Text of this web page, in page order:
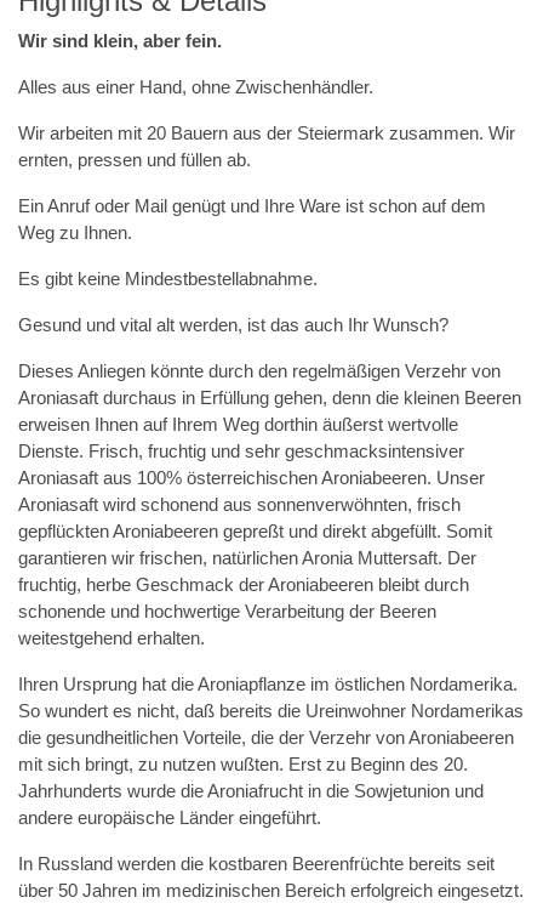
Wir sind klein, aber fein.
Alles aus einer Hand, ohne Zwischenhändler.
Wir arbeiten mit 20 Bauern aus der Steiermark zusammen. Wir
ernten, pressen und füllen ab.
Ein Anruf oder Mail genügt und Ihre Ware ist schon auf dem
Weg zu Ihnen.
Es gibt keine Mindestbestellabnahme.
Gesund und vital alt werden, ist das auch Ihr Wunsch?
Dieses Anliegen könnte durch den regelmäßigen Verzehr von
Aroniasaft durchaus in Erfüllung gehen, denn die kleinen Beeren
erweisen Ihnen auf Ihrem Weg dorthin äußerst wertvolle
Dienste. Frisch, fruchtig und sehr geschmacksintensiver
Aroniasaft aus 100% österreichischen Aroniabeeren. Unser
Aroniasaft wird schonend aus sonnenverwöhnten, frisch
gepflückten Aroniabeeren gepreßt und direkt abgefüllt. Somit
garantieren wir frischen, natürlichen Aronia Muttersaft. Der
fruchtig, herbe Geschmack der Aroniabeeren bleibt durch
schonende und hochwertige Verarbeitung der Beeren
weitestgehend erhalten.
Ihren Ursprung hat die Aroniapflanze im östlichen Nordamerika.
So wundert es nicht, daß bereits die Ureinwohner Nordamerikas
die gesundheitlichen Vorteile, die der Verzehr von Aroniabeeren
mit sich bringt, zu nutzen wußten. Erst zu Beginn des 20.
Jahrhunderts wurde die Aroniafrucht in die Sowjetunion und
andere europäische Länder eingeführt.
In Russland werden die kostbaren Beerenfrüchte bereits seit
über 50 Jahren im medizinischen Bereich erfolgreich eingesetzt.